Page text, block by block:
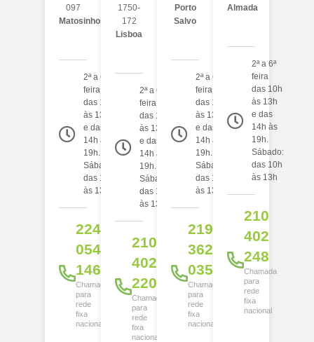
097
Matosinhos
2ª a 6ª
feira
das 10h
às 13h
e das
14h às
19h.
Sábado:
das 10h
às 13h
224
054
146
Chamada
para
rede
fixa
nacional
1750-
172
Lisboa
2ª a 6ª
feira
das 10h
às 13h
e das
14h às
19h.
Sábado:
das 10h
às 13h
210
402
220
Chamada
para
rede
fixa
nacional
Porto
Salvo
2ª a 6ª
feira
das 10h
às 13h
e das
14h às
19h.
Sábado:
das 10h
às 13h
219
362
035
Chamada
para
rede
fixa
nacional
Almada
2ª a 6ª
feira
das 10h
às 13h
e das
14h às
19h.
Sábado:
das 10h
às 13h
210
402
248
Chamada
para
rede
fixa
nacional